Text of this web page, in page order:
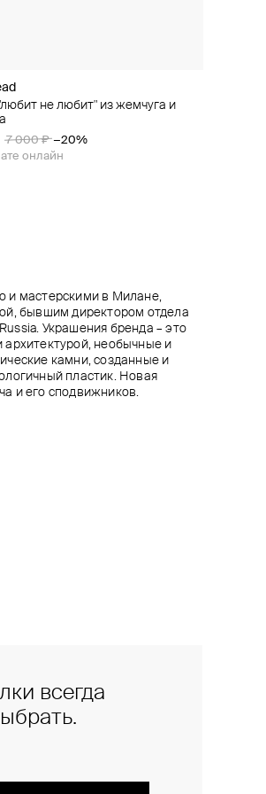
не любит" из жемчуга и
7 000 ₽ −20%
онлайн
Studio
жемчугом и
swarovski, royal chrysolite
6 900 ₽ −20%
онлайн
серьги-пуговицы
8 500 ₽
онлайн
серьги с белыми бусинами в
оправе
7 200 ₽ −40%
онлайн
и мастерскими в Милане,
бывшим директором отдела
Украшения бренда – это
необычные и
камни, созданные и
пластик. Новая
и его сподвижников.
всегда